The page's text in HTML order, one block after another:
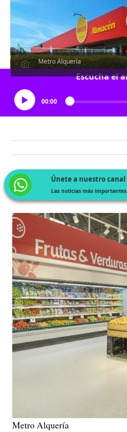
Metro Alquería
Escucha el
00:00
Únete a nuestro
Las noticias más
Metro Alquería